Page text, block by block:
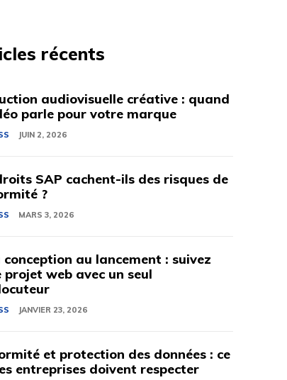
récents
audiovisuelle créative : quand
parle pour votre marque
JUIN 2, 2026
SAP cachent-ils des risques de
?
MARS 3, 2026
conception au lancement : suivez
projet web avec un seul
JANVIER 23, 2026
et protection des données : ce
entreprises doivent respecter